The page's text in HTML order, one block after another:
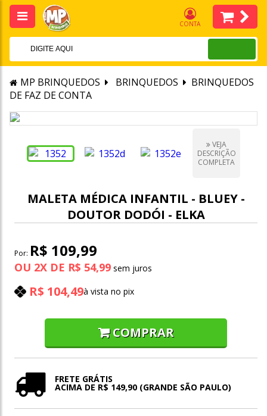
CONTA
MP BRINQUEDOS BRINQUEDOS
BRINQUEDOS
DE FAZ DE CONTA
VEJA
DESCRIÇÃO
COMPLETA
MALETA MÉDICA INFANTIL - BLUEY -
DOUTOR DODÓI - ELKA
Por: R$ 109,99
OU 2X DE R$ 54,99
R$ 104,49à vista no pix
COMPRAR
FRETE GRÁTIS
ACIMA DE R$ 149,90 (GRANDE SÃO PAULO)